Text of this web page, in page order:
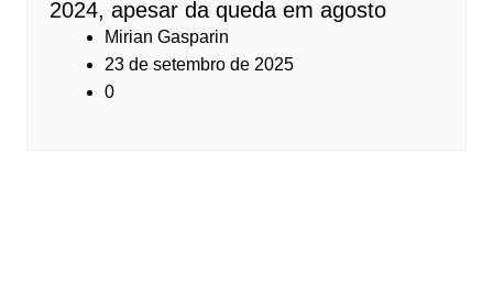
2024, apesar da queda em agosto
Mirian Gasparin
23 de setembro de 2025
0